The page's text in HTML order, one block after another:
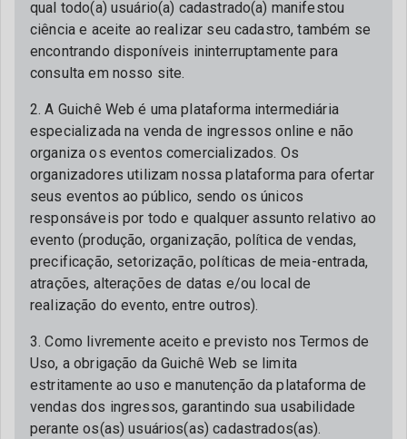
qual todo(a) usuário(a) cadastrado(a) manifestou
ciência e aceite ao realizar seu cadastro, também se
encontrando disponíveis ininterruptamente para
consulta em nosso site.
2. A Guichê Web é uma plataforma intermediária
especializada na venda de ingressos online e não
organiza os eventos comercializados. Os
organizadores utilizam nossa plataforma para ofertar
seus eventos ao público, sendo os únicos
responsáveis por todo e qualquer assunto relativo ao
evento (produção, organização, política de vendas,
precificação, setorização, políticas de meia-entrada,
atrações, alterações de datas e/ou local de
realização do evento, entre outros).
3. Como livremente aceito e previsto nos Termos de
Uso, a obrigação da Guichê Web se limita
estritamente ao uso e manutenção da plataforma de
vendas dos ingressos, garantindo sua usabilidade
perante os(as) usuários(as) cadastrados(as).